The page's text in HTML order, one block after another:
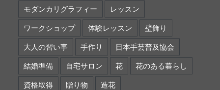
モダンカリグラフィー レッスン
ワークショップ 体験レッスン 壁飾り
大人の習い事 手作り 日本手芸普及協会
結婚準備 自宅サロン 花 花のある暮らし
資格取得 贈り物 造花